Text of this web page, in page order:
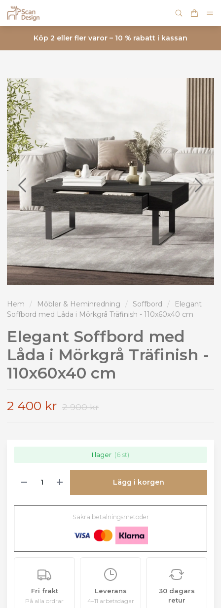
Köp 2 eller fler varor – 10 % rabatt i kassan
Hem / Möbler & Heminredning / Soffbord /
Elegant
Soffbord med Låda i Mörkgrå Träfinish - 110x60x40 cm
Elegant Soffbord med
Låda i Mörkgrå Träfinish -
110x60x40 cm
2 400 kr 2 900 kr
I lager (6 st)
Lägg i korgen
Säkra betalningsmetoder
Fri frakt
På alla ordrar
Leverans
4–11 arbetsdagar
30 dagars
retur